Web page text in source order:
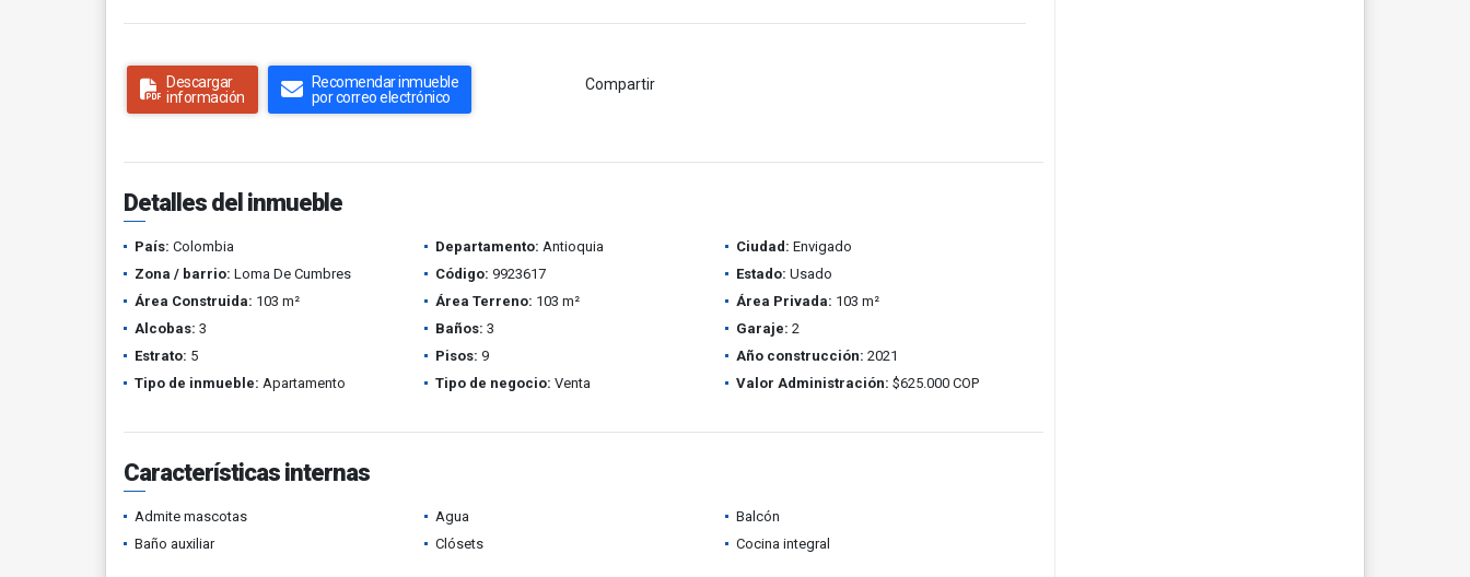
Descargar
información
Recomendar inmueble
por correo electrónico
Compartir
Detalles del inmueble
País: Colombia Departamento: Antioquia Ciudad: Envigado
Zona / barrio: Loma De Cumbres Código: 9923617 Estado: Usado
Área Construida: 103 m² Área Terreno: 103 m² Área Privada: 103 m²
Alcobas: 3 Baños: 3 Garaje: 2
Estrato: 5 Pisos: 9 Año construcción: 2021
Tipo de inmueble: Apartamento Tipo de negocio: Venta Valor Administración: $625.000 COP
Características internas
Admite mascotas Agua
Balcón
Baño auxiliar
Clósets Cocina integral